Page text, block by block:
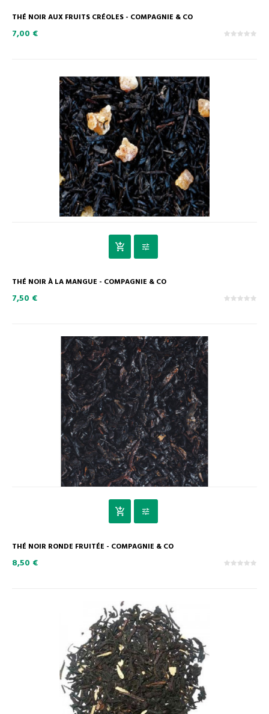
THÉ NOIR AUX FRUITS CRÉOLES - COMPAGNIE & CO
7,00 €
THÉ NOIR À LA MANGUE - COMPAGNIE & CO
7,50 €
THÉ NOIR RONDE FRUITÉE - COMPAGNIE & CO
8,50 €